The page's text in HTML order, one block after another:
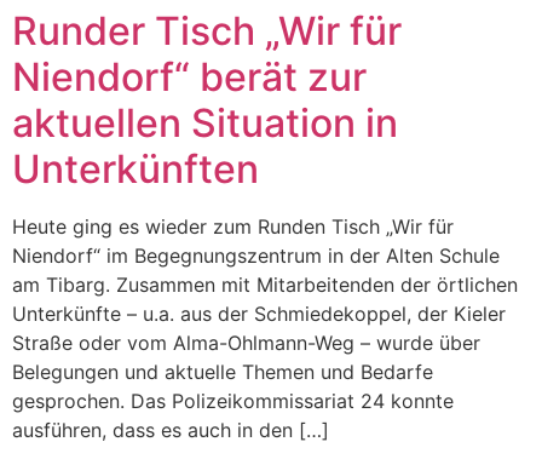
Runder Tisch „Wir für
Niendorf“ berät zur
aktuellen Situation in
Unterkünften
Heute ging es wieder zum Runden Tisch „Wir für
Niendorf“ im Begegnungszentrum in der Alten Schule
am Tibarg. Zusammen mit Mitarbeitenden der örtlichen
Unterkünfte – u.a. aus der Schmiedekoppel, der Kieler
Straße oder vom Alma-Ohlmann-Weg – wurde über
Belegungen und aktuelle Themen und Bedarfe
gesprochen. Das Polizeikommissariat 24 konnte
ausführen, dass es auch in den […]